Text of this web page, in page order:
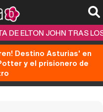
DE ELTON JOHN TRAS
Destino Asturias' en
y el prisionero de